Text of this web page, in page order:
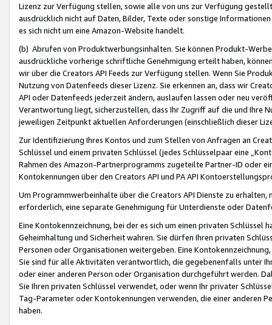
Lizenz zur Verfügung stellen, sowie alle von uns zur Verfügung
ausdrücklich nicht auf Daten, Bilder, Texte oder sonstige
es sich nicht um eine Amazon-Website handelt.
(b) Abrufen von Produktwerbungsinhalten. Sie können Produkt-
ausdrückliche vorherige schriftliche Genehmigung erteilt haben,
wir über die Creators API Feeds zur Verfügung stellen. Wenn Sie
Nutzung von Datenfeeds dieser Lizenz. Sie erkennen an, dass wir
API oder Datenfeeds jederzeit ändern, auslaufen lassen oder neu
Verantwortung liegt, sicherzustellen, dass Ihr Zugriff auf die und Ihre
jeweiligen Zeitpunkt aktuellen Anforderungen (einschließlich dieser
Zur Identifizierung Ihres Kontos und zum Stellen von Anfragen an
Schlüssel und einem privaten Schlüssel (jedes Schlüsselpaar eine
Rahmen des Amazon-Partnerprogramms zugeteilte Partner-ID oder
Kontokennungen über den Creators API und PA API
Um Programmwerbeinhalte über die Creators API Dienste zu
erforderlich, eine separate Genehmigung für Unterdienste oder
Eine Kontokennzeichnung, bei der es sich um einen privaten
Geheimhaltung und Sicherheit wahren. Sie dürfen Ihren privaten
Personen oder Organisationen weitergeben. Eine
Sie sind für alle Aktivitäten verantwortlich, die gegebenenfalls unter
oder einer anderen Person oder Organisation durchgeführt werden.
Sie Ihren privaten Schlüssel verwendet, oder wenn Ihr privater
Tag-Parameter oder Kontokennungen verwenden, die einer anderen
haben.